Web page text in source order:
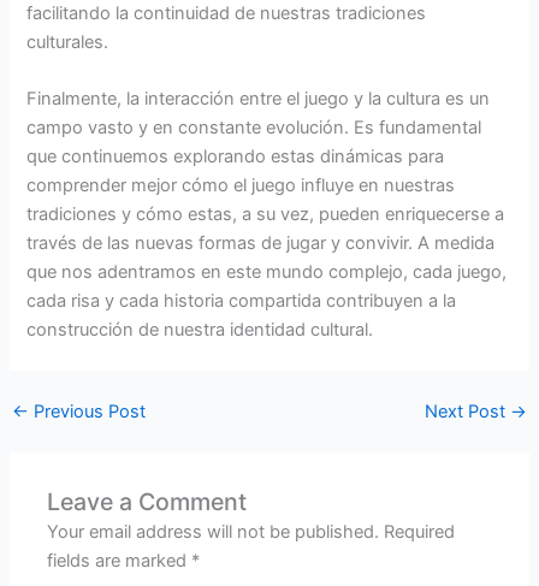
facilitando la continuidad de nuestras tradiciones
culturales.
Finalmente, la interacción entre el juego y la cultura es un
campo vasto y en constante evolución. Es fundamental
que continuemos explorando estas dinámicas para
comprender mejor cómo el juego influye en nuestras
tradiciones y cómo estas, a su vez, pueden enriquecerse a
través de las nuevas formas de jugar y convivir. A medida
que nos adentramos en este mundo complejo, cada juego,
cada risa y cada historia compartida contribuyen a la
construcción de nuestra identidad cultural.
← Previous Post Next Post →
Leave a Comment
Your email address will not be published. Required
fields are marked *